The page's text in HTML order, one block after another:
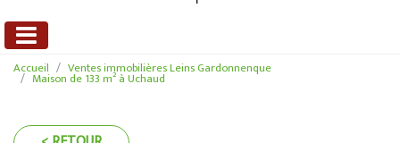
Accueil Ventes immobilières Leins Gardonnenque
Maison de 133 m² à Uchaud